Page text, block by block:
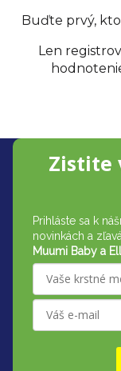
Buďte prvý,
Len
Z
Zistite
Prihláste sa k
novinkách a
Muumi Baby a